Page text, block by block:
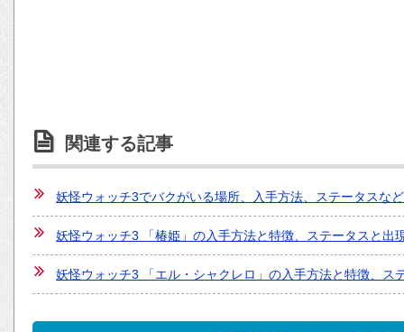
関連する記事
妖怪ウォッチ3でバクがいる場所、入手方法、ステータスな
妖怪ウォッチ3 「椿姫」の入手方法と特徴、ステータスと出
妖怪ウォッチ3 「エル・シャクレロ」の入手方法と特徴、ス